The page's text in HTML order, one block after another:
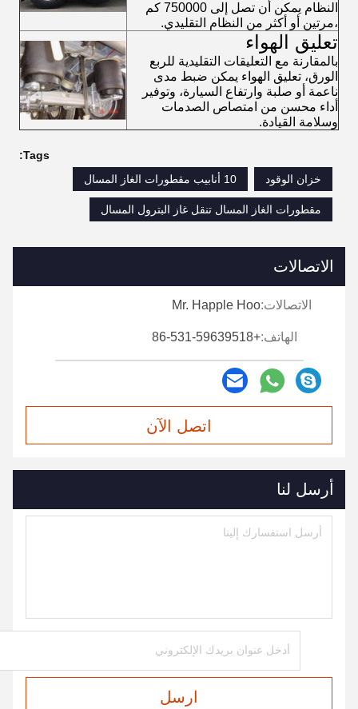
النظام يمكن أن تصل إلى 750000 كم
،مرتين أو أكثر من النظام التقليدي.
تعليق الهواء
بالمقارنة مع التعليقات التقليدية للربع
الورق، تعليق الهواء يمكن ضبط مدى
ناعمة أو صلبة وارتفاع السيارة، وتوفير
أداء محسن من امتصاص الصدمات
وسلامة القيادة.
Tags:
خزان الوقود
10 أنابيب مقطورات الغاز المسال
مقطورات الغاز المسال تنقل غاز البترول المسال
الاتصالات
الاتصالات:Mr. Happle Hoo
الهاتف:+86-531-59639518
اتصل الآن
أرسل لنا
ارسل